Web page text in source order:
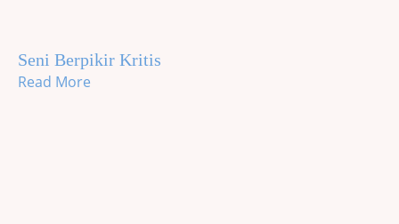
Seni Berpikir Kritis
Read More